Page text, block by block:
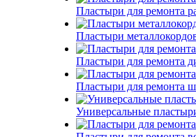
Пластыри для ремонта
Пластыри
Пластыри для ремонта
Пластыри для ремонта
Универсальные